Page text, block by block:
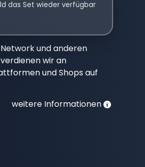
das Set wieder verfügbar
und anderen
wir an
und Shops auf
weitere Informationen